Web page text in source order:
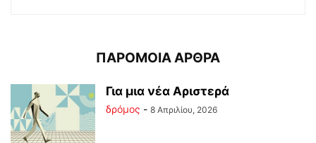
ΠΑΡΟΜΟΙΑ ΑΡΘΡΑ
Για μια νέα Αριστερά
δρόμος - 8 Απριλίου, 2026